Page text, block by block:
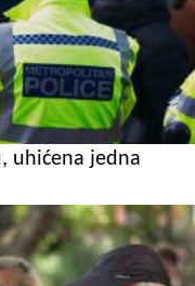
uhićena jedna